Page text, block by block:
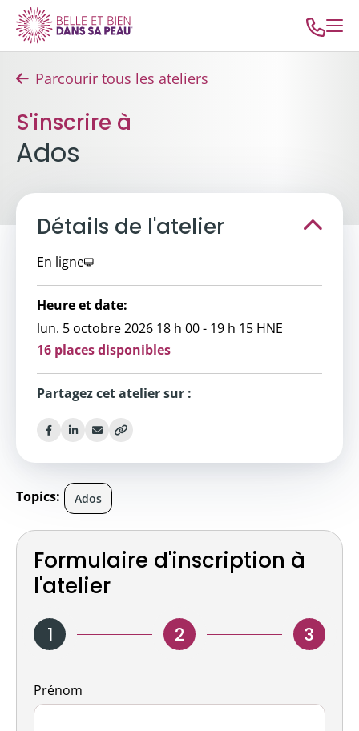
Parcourir tous les ateliers
S'inscrire à
Ados
Formulaire d'inscription à
l'atelier
1 2 3
Nom
Prénom
Détails de l'atelier
En ligne
Heure et date:
lun. 5 octobre 2026 18 h 00 - 19 h 15 HNE
16 places disponibles
Partagez cet atelier sur :
Topics: Ados